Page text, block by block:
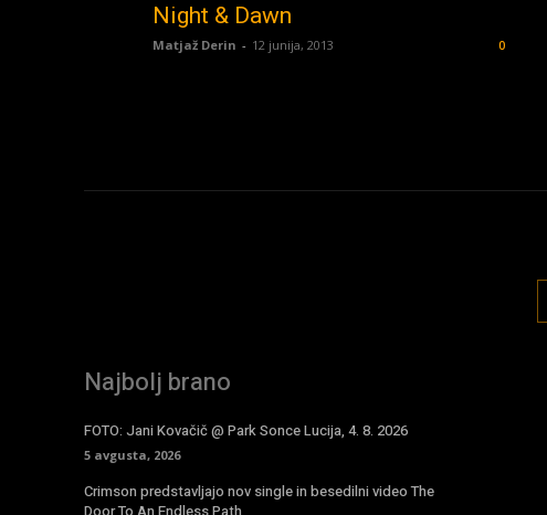
Night & Dawn
Matjaž Derin - 12 junija, 2013 0
Najbolj brano
FOTO: Jani Kovačič @ Park Sonce Lucija, 4. 8. 2026
5 avgusta, 2026
Crimson predstavljajo nov single in besedilni video The
Door To An Endless Path